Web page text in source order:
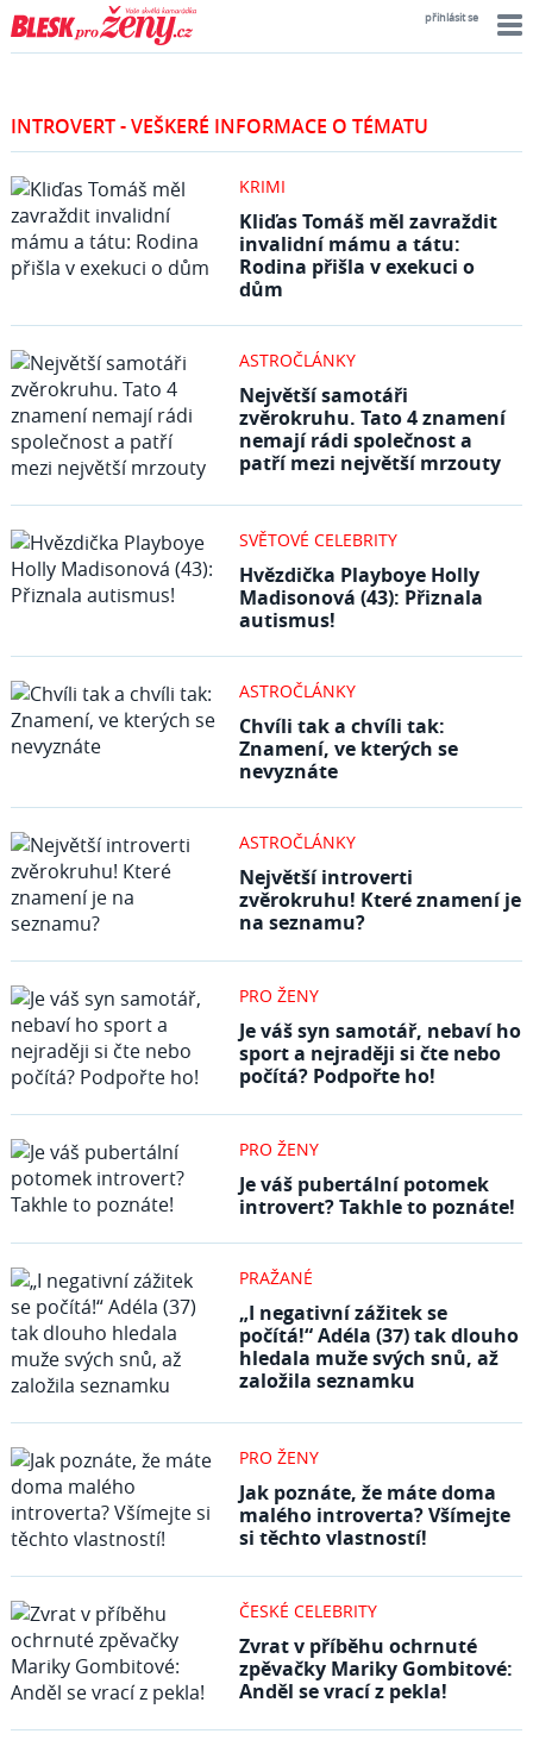
přihlásit se
INTROVERT - VEŠKERÉ INFORMACE O TÉMATU
KRIMI
Kliďas Tomáš měl zavraždit
invalidní mámu a tátu:
Rodina přišla v exekuci o
dům
ASTROČLÁNKY
Největší samotáři
zvěrokruhu. Tato 4 znamení
nemají rádi společnost a
patří mezi největší mrzouty
SVĚTOVÉ CELEBRITY
Hvězdička Playboye Holly
Madisonová (43): Přiznala
autismus!
ASTROČLÁNKY
Chvíli tak a chvíli tak:
Znamení, ve kterých se
nevyznáte
ASTROČLÁNKY
Největší introverti
zvěrokruhu! Které znamení je
na seznamu?
PRO ŽENY
Je váš syn samotář, nebaví ho
sport a nejraději si čte nebo
počítá? Podpořte ho!
PRO ŽENY
Je váš pubertální potomek
introvert? Takhle to poznáte!
PRAŽANÉ
„I negativní zážitek se
počítá!“ Adéla (37) tak dlouho
hledala muže svých snů, až
založila seznamku
PRO ŽENY
Jak poznáte, že máte doma
malého introverta? Všímejte
si těchto vlastností!
ČESKÉ CELEBRITY
Zvrat v příběhu ochrnuté
zpěvačky Mariky Gombitové:
Anděl se vrací z pekla!